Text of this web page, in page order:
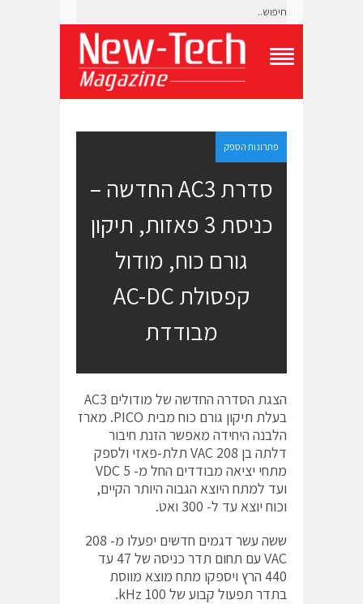
g
l
e
N
פתרונות הספק
סדרת AC3 החדשה –
כניסת 3 פאזות, תיקון
גורם כוח, מודול
קפסולת AC-DC
מבודדת
הצגת הסדרה החדשה של מודולים AC3
בעלת תיקון גורם כוח מבית PICO. מארז
הלבנה היחידה מאפשר הזנת חיבור
דלתה בן 208 VAC תלת-פאזי ולספק
מתחי יציאה מבודדים החל מ- 5 VDC
ועד למתח היוצא הגבוה היותר הקיים,
וכוח יוצא עד ל- 300 ואט.
ששה עשר דגמים חדשים יפעלו מ- 208
VAC עם תחום תדר כניסה של 47 עד
440 הרץ ויספקו מתח מוצא מווסת
בתדר תפעול קבוע של 100 kHz.